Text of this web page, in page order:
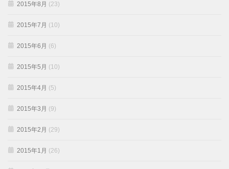
2015年8月 (23)
2015年7月 (10)
2015年6月 (6)
2015年5月 (10)
2015年4月 (5)
2015年3月 (9)
2015年2月 (29)
2015年1月 (26)